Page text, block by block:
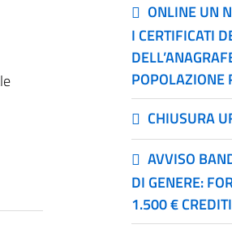
ONLINE UN
I CERTIFICATI
POPOLAZIONE
CHIUSURA
AVVISO
DI GENERE:
1.500 €